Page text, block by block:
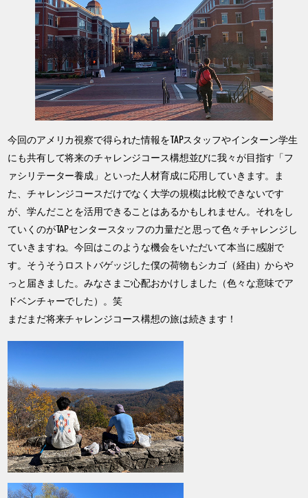
今回のアメリカ視察で得られた情報をTAPスタッフやインターン学生
にも共有して将来のチャレンジコース構想並びに我々が目指す「フ
ァシリテーター養成」といった人材育成に応用していきます。ま
た、チャレンジコースだけでなく大学の規模は比較できないです
が、学んだことを活用できることはあるかもしれません。それをし
ていくのがTAPセンタースタッフの力量だと思って色々チャレンジし
ていきますね。今回はこのような機会をいただいて本当に感謝で
す。そうそうロストバゲッジした僕の荷物もシカゴ（経由）からや
っと届きました。みなさまご心配おかけしました（色々な意味でア
ドベンチャーでした）。笑
まだまだ将来チャレンジコース構想の旅は続きます！